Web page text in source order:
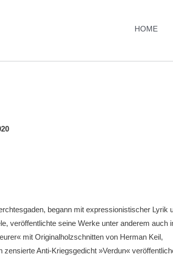
HOME
be­gann mit expressionistischer Lyrik
veröf­fentlichte seine Werke unter anderem auch
mit Originalholzschnitten von Herman Keil,
Anti-Kriegsgedicht »Verdun«